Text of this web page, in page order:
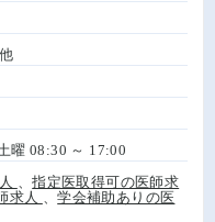
曜 08:30 ～ 17:00
、指定医取得可の医師求
求人 、学会補助ありの医